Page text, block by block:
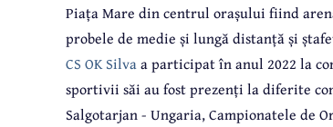
Piața Mare din centrul orașului fiind
probele de medie și lungă distanță și
CS OK Silvaa participat în anul 2022 la
sportivii săi au fost prezenți la diferite
Salgotarjan - Ungaria, Campionatele de